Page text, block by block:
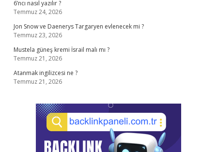
6’ncı nasıl yazılır ?
Temmuz 24, 2026
Jon Snow ve Daenerys Targaryen evlenecek mi ?
Temmuz 23, 2026
Mustela güneş kremi İsrail malı mı ?
Temmuz 21, 2026
Atanmak ingilizcesi ne ?
Temmuz 21, 2026